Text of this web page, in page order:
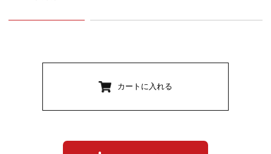
カートに入れる